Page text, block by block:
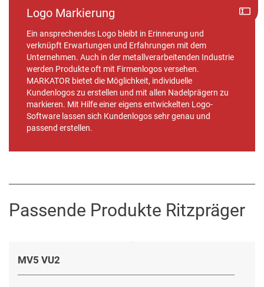
Logo Markierung
Ein ansprechendes Logo bleibt in Erinnerung und
verknüpft Erwartungen und Erfahrungen mit dem
Unternehmen. Auch in der metallverarbeitenden Industrie
werden Produkte oft mit Firmenlogos versehen.
MARKATOR bietet die Möglichkeit, individuelle
Kundenlogos zu erstellen und mit allen Nadelprägern zu
markieren. Mit Hilfe einer eigens entwickelten Logo-
Software lassen sich Kundenlogos sehr genau und
passend erstellen.
Passende Produkte Ritzpräger
MV5 VU2